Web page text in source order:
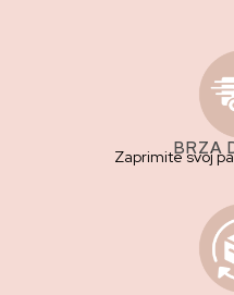
BRZA
Zaprimite svoj